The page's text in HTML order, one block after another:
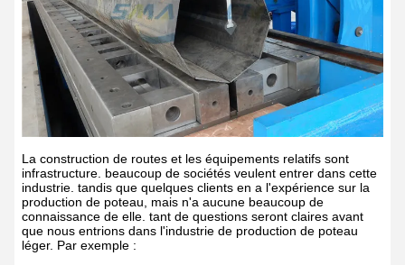
La construction de routes et les équipements relatifs sont
infrastructure. beaucoup de sociétés veulent entrer dans cette
industrie. tandis que quelques clients en a l'expérience sur la
production de poteau, mais n'a aucune beaucoup de
connaissance de elle. tant de questions seront claires avant
que nous entrions dans l'industrie de production de poteau
léger. Par exemple :